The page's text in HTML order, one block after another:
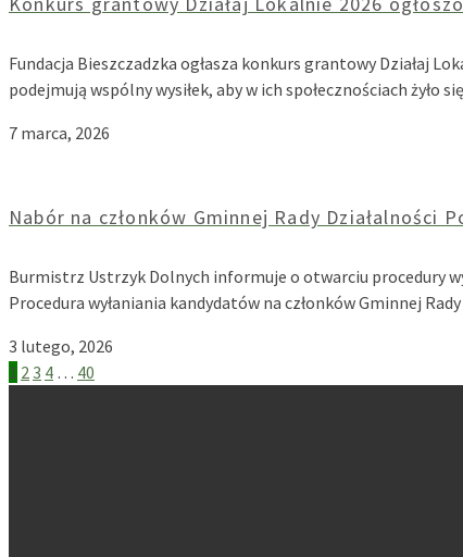
Fundacja Bieszczadzka ogłasza konkurs grantowy Działaj
podejmują wspólny wysiłek, aby w ich społecznościach żyło
7 marca, 2026
Nabór na członków Gminnej Rady Działalności
Burmistrz Ustrzyk Dolnych informuje o otwarciu procedury
Procedura wyłaniania kandydatów na członków Gminnej
3 lutego, 2026
Stronicowanie
1 2 3 4 … 40